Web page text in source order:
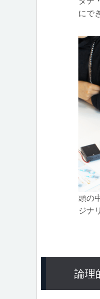
にで
頭の
ジナ
論理